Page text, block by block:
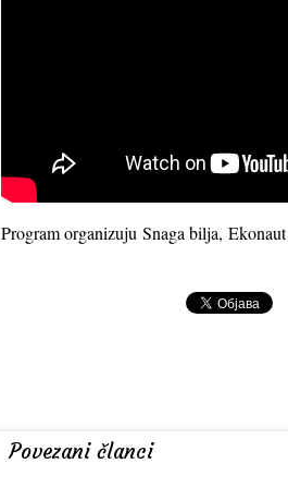
Program organizuju Snaga bilja, Ekonaut
Povezani članci